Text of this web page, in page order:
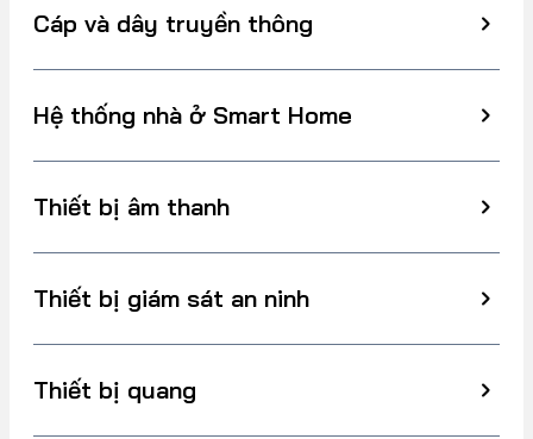
Cáp và dây truyền thông
Hệ thống nhà ở Smart Home
Thiết bị âm thanh
Thiết bị giám sát an ninh
Thiết bị quang